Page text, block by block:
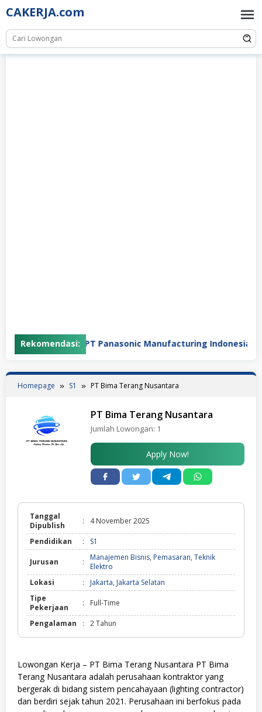
Skip
to
content
CAKERJA.com
Rekomendasi:PT Panasonic Manufacturing Indonesia
Homepage S1 PT Bima Terang Nusantara
PT Bima Terang Nusantara
Jumlah Lowongan: 1
Apply Now!
Tanggal
Dipublish
: 4 November 2025
Pendidikan : S1
Jurusan : Manajemen Bisnis, Pemasaran, Teknik
Elektro
Lokasi
: Jakarta, Jakarta Selatan
Tipe
Pekerjaan
: Full-Time
Pengalaman : 2 Tahun
Lowongan Kerja – PT Bima Terang Nusantara PT Bima
Terang Nusantara adalah perusahaan kontraktor yang
bergerak di bidang sistem pencahayaan (lighting contractor)
dan berdiri sejak tahun 2021. Perusahaan ini berfokus pada